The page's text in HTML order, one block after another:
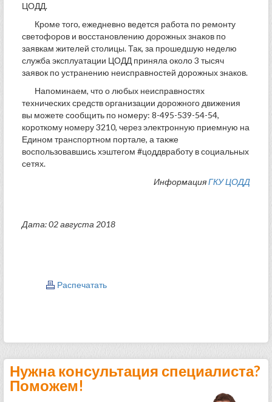
ЦОДД.
Кроме того, ежедневно ведется работа по ремонту
светофоров и восстановлению дорожных знаков по
заявкам жителей столицы. Так, за прошедшую неделю
служба эксплуатации ЦОДД приняла около 3 тысяч
заявок по устранению неисправностей дорожных знаков.
Напоминаем, что о любых неисправностях
технических средств организации дорожного движения
вы можете сообщить по номеру: 8-495-539-54-54,
короткому номеру 3210, через электронную приемную на
Едином транспортном портале, а также
воспользовавшись хэштегом #цоддвработу в социальных
сетях.
ИнформацияГКУ ЦОДД
Дата: 02 августа 2018
Распечатать
Нужна консультация специалиста?
Поможем!